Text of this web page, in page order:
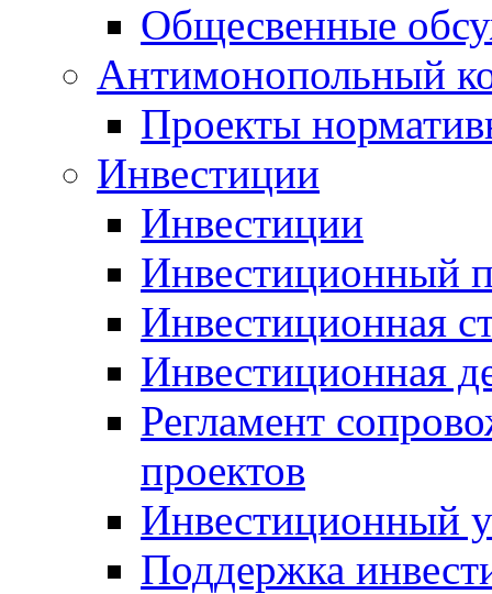
Общесвенные
Антимонопольный
Проекты
Инвестиции
Инвестиции
Инвестиционный
Инвестиционная
Инвестиционная
Регламент
проектов
Инвестиционный
Поддержка